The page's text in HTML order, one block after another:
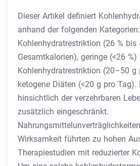
Dieser Artikel definiert
anhand der folgenden
Kohlenhydratrestriktion (26 % bis
Gesamtkalorien), geringe (<26
Kohlenhydratrestriktion (20–50 g
ketogene Diäten (<20 g pro Tag).
hinsichtlich der verzehrbaren
zusätzlich eingeschränkt.
Wirksamkeit führten zu hohen
Therapiestudien mit reduzierter